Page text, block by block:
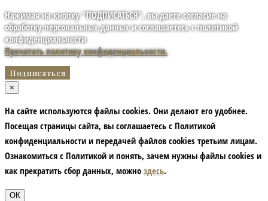
Нажимая на кнопку "ПОДПИСАТЬСЯ", вы даете согласие на
обработку персональных данных и соглашаетесь с политикой
конфиденциальности
Прочитать политику конфиденциальности.
×
На сайте используются файлы cookies. Они делают его удобнее.
Посещая страницы сайта, вы соглашаетесь с Политикой
конфиденциальности и передачей файлов cookies третьим лицам.
Ознакомиться с Политикой и понять, зачем нужны файлы сookies и
как прекратить сбор данных, можно здесь.
ОК